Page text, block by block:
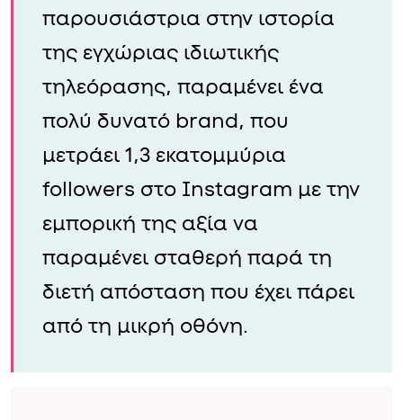
διασημότητα στην Ελλάδα. Η
απάντηση ήταν ξεκάθαρη: Η
Ελένη Μενεγάκη. Στα 56 της
χρόνια, πιο πετυχημένη
παρουσιάστρια στην ιστορία
της εγχώριας ιδιωτικής
τηλεόρασης, παραμένει ένα
πολύ δυνατό brand, που
μετράει 1,3 εκατομμύρια
followers στο Instagram με την
εμπορική της αξία να